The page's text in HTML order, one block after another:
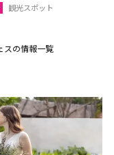
観光スポット
スの情報一覧